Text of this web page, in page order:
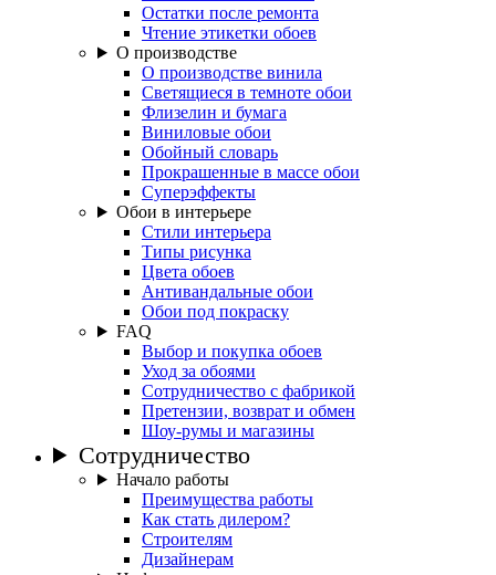
Остатки после ремонта
Чтение этикетки обоев
О производстве
О производстве винила
Светящиеся в темноте обои
Флизелин и бумага
Виниловые обои
Обойный словарь
Прокрашенные в массе обои
Суперэффекты
Обои в интерьере
Стили интерьера
Типы рисунка
Цвета обоев
Антивандальные обои
Обои под покраску
FAQ
Выбор и покупка обоев
Уход за обоями
Сотрудничество с фабрикой
Претензии, возврат и обмен
Шоу-румы и магазины
Сотрудничество
Начало работы
Преимущества работы
Как стать дилером?
Строителям
Дизайнерам